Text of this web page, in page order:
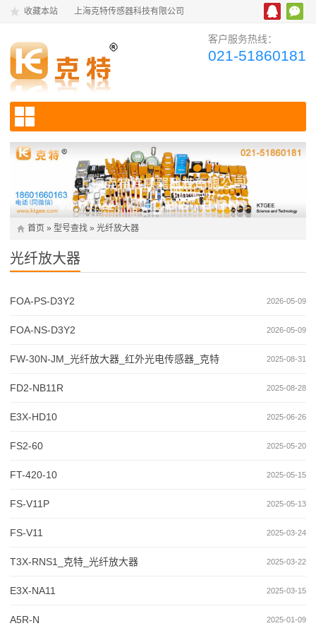
收藏本站 上海克特传感器科技有限公司
客户服务热线：
021-51860181
首页 » 型号查找 » 光纤放大器
光纤放大器
2026-05-09
FOA-PS-D3Y2
2026-05-09
FOA-NS-D3Y2
2025-08-31
FW-30N-JM_光纤放大器_红外光电传感器_克特
2025-08-28
FD2-NB11R
2025-06-26
E3X-HD10
2025-05-20
FS2-60
2025-05-15
FT-420-10
2025-05-13
FS-V11P
2025-03-24
FS-V11
2025-03-22
T3X-RNS1_克特_光纤放大器
2025-03-15
E3X-NA11
2025-01-09
A5R-N